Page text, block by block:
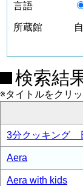
言語
所蔵館
検索結
※タイトルをクリ
3分クッキング
Aera
Aera with kids